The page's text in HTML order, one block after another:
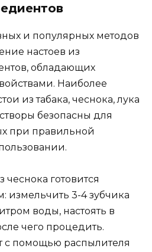
и популярных методов
настоев из
обладающих
Наиболее
из табака, чеснока, лука
безопасны для
при правильной
готовится
измельчить 3-4 зубчика
воды, настоять в
чего процедить.
с помощью распылителя